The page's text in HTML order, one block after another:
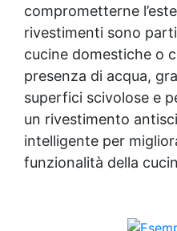
comprometterne
rivestimenti sono
cucine domestiche o
presenza di acqua,
superfici scivolose e
un rivestimento
intelligente per
funzionalità della